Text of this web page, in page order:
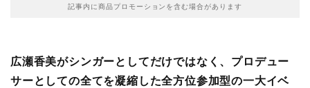
記事内に商品プロモーションを含む場合があります
広瀬香美がシンガーとしてだけではなく、プロデュー
サーとしての全てを凝縮した全方位参加型の一大イベ